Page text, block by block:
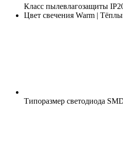
Класс пылевлагозащиты
Цвет свечения Warm |
Типоразмер светодиода